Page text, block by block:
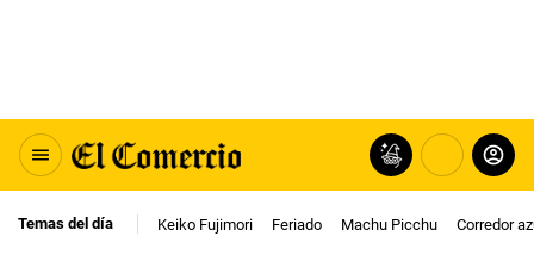
Temas del día Keiko Fujimori Feriado Machu Picchu Corredor